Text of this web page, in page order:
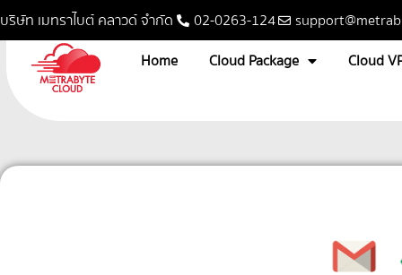
บริษัท เมทราไบต์ คลาวด์ จำกัด 02-0263-124
Home
Cloud Package Cloud